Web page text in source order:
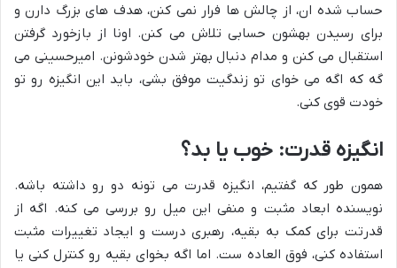
حساب شده ان، از چالش ها فرار نمی کنن، هدف های بزرگ دارن و
برای رسیدن بهشون حسابی تلاش می کنن. اونا از بازخورد گرفتن
استقبال می کنن و مدام دنبال بهتر شدن خودشونن. امیرحسینی می
گه که اگه می خوای تو زندگیت موفق بشی، باید این انگیزه رو تو
خودت قوی کنی.
انگیزه قدرت: خوب یا بد؟
همون طور که گفتیم، انگیزه قدرت می تونه دو رو داشته باشه.
نویسنده ابعاد مثبت و منفی این میل رو بررسی می کنه. اگه از
قدرتت برای کمک به بقیه، رهبری درست و ایجاد تغییرات مثبت
استفاده کنی، فوق العاده ست. اما اگه بخوای بقیه رو کنترل کنی یا